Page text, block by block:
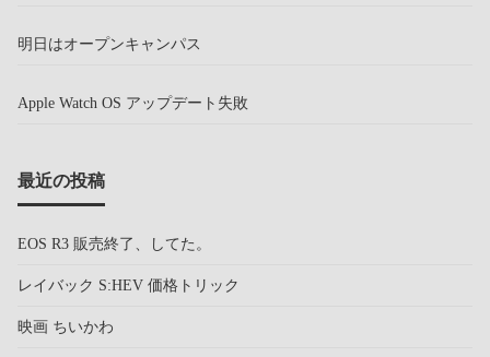
明日はオープンキャンパス
Apple Watch OS アップデート失敗
最近の投稿
EOS R3 販売終了、してた。
レイバック S:HEV 価格トリック
映画 ちいかわ